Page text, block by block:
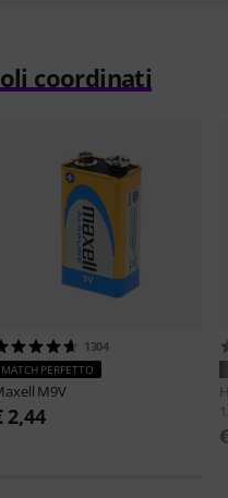
coordinati
1304
MATCH PERFETTO
M9V
2,44